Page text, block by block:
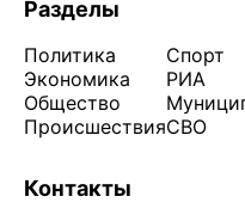
Разделы
Политика
Экономика
Общество
Происшествия
Спорт
РИА
СВО
Контакты